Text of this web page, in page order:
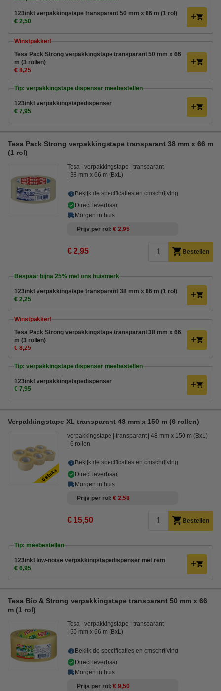
123inkt verpakkingstape transparant 50 mm x 66 m (1 rol)
€ 2,50
Winstpakker!
Tesa Pack Strong verpakkingstape transparant 50 mm x 66
m (3 rollen)
€ 8,25
Tip: verpakkingstape dispenser meebestellen
123inkt verpakkingstapedispenser
€ 7,95
Tesa Pack Strong verpakkingstape transparant 38 mm x 66 m
(1 rol)
Tesa verpakkingstape
transparant
38 mm x 66 m (BxL)
Bekijk de specificaties en omschrijving
Direct leverbaar
Morgen in huis
Prijs per rol
€ 2,95
€ 2,95 Bestellen
Bespaar bijna 25% met ons huismerk
123inkt verpakkingstape transparant 38 mm x 66 m (1 rol)
€ 2,25
Winstpakker!
Tesa Pack Strong verpakkingstape transparant 38 mm x 66
m (3 rollen)
€ 8,25
Tip: verpakkingstape dispenser meebestellen
123inkt verpakkingstapedispenser
€ 7,95
Verpakkingstape XL transparant 48 mm x 150 m (6 rollen)
verpakkingstape transparant
48 mm x 150 m (BxL)
6 rollen
Bekijk de specificaties en omschrijving
Direct leverbaar
Morgen in huis
Prijs per rol
€ 2,58
€ 15,50 Bestellen
Tip: meebestellen
123inkt low-noise verpakkingstapedispenser met rem
€ 6,95
Tesa Bio & Strong verpakkingstape transparant 50 mm x 66
m (1 rol)
Tesa verpakkingstape
transparant
50 mm x 66 m (BxL)
Bekijk de specificaties en omschrijving
Direct leverbaar
Morgen in huis
Prijs per rol
€ 9,50